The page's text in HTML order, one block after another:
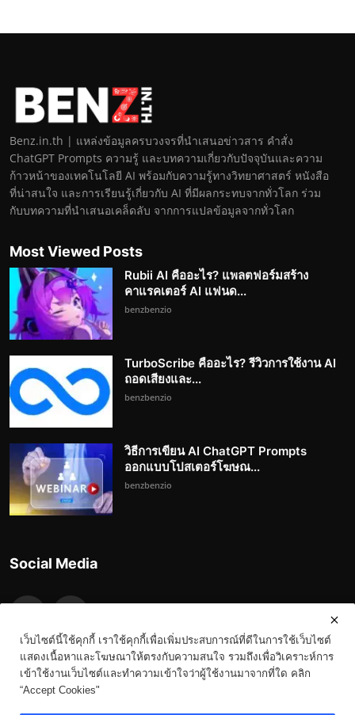
Benz.in.th | แหล่งข้อมูลครบวงจรที่นำเสนอข่าวสาร คำสั่ง
ChatGPT Prompts ความรู้ และบทความเกี่ยวกับปัจจุบันและความ
ก้าวหน้าของเทคโนโลยี AI พร้อมกับความรู้ทางวิทยาศาสตร์ หนังสือ
ที่น่าสนใจ และการเรียนรู้เกี่ยวกับ AI ที่มีผลกระทบจากทั่วโลก ร่วม
กับบทความที่นำเสนอเคล็ดลับ จากการแปลข้อมูลจากทั่วโลก
Most Viewed Posts
Rubii AI คืออะไร? แพลตฟอร์มสร้าง
คาแรคเตอร์ AI แฟนด...
benzbenzio
TurboScribe คืออะไร? รีวิวการใช้งาน AI
ถอดเสียงและ...
benzbenzio
วิธีการเขียน AI ChatGPT Prompts
ออกแบบโปสเตอร์โฆษณ...
benzbenzio
Social Media
เว็บไซต์นี้ใช้คุกกี้ เราใช้คุกกี้เพื่อเพิ่มประสบการณ์ที่ดีในการใช้เว็บไซต์
แสดงเนื้อหาและโฆษณาให้ตรงกับความสนใจ รวมถึงเพื่อวิเคราะห์การ
เข้าใช้งานเว็บไซต์และทำความเข้าใจว่าผู้ใช้งานมาจากที่ใด คลิก
“Accept Cookies"